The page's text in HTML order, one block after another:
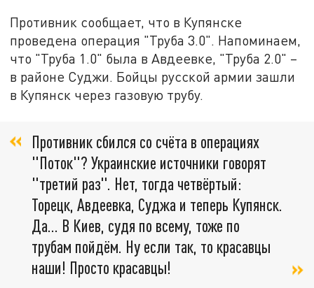
Противник сообщает, что в Купянске
проведена операция "Труба 3.0". Напоминаем,
что "Труба 1.0" была в Авдеевке, "Труба 2.0" –
в районе Суджи. Бойцы русской армии зашли
в Купянск через газовую трубу.
Противник сбился со счёта в операциях
"Поток"? Украинские источники говорят
"третий раз". Нет, тогда четвёртый:
Торецк, Авдеевка, Суджа и теперь Купянск.
Да… В Киев, судя по всему, тоже по
трубам пойдём. Ну если так, то красавцы
наши! Просто красавцы!